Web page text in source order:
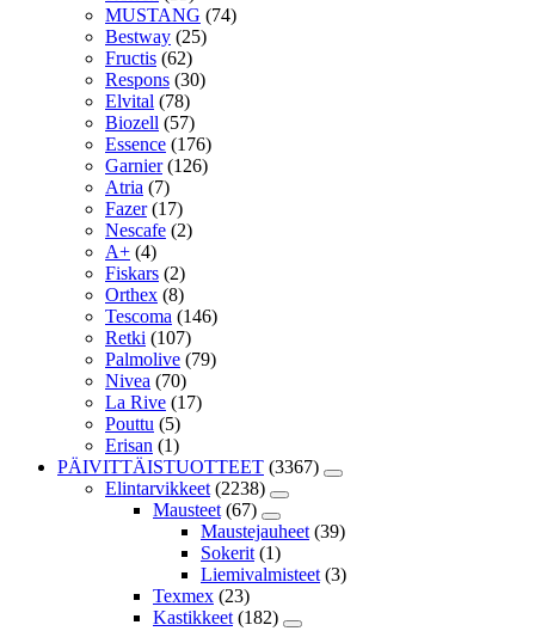
MUSTANG (74)
Bestway (25)
Fructis (62)
Respons (30)
Elvital (78)
Biozell (57)
Essence (176)
Garnier (126)
Atria (7)
Fazer (17)
Nescafe (2)
A+ (4)
Fiskars (2)
Orthex (8)
Tescoma (146)
Retki (107)
Palmolive (79)
Nivea (70)
La Rive (17)
Pouttu (5)
Erisan (1)
PÄIVITTÄISTUOTTEET (3367)
Elintarvikkeet (2238)
Mausteet (67)
Maustejauheet (39)
Sokerit (1)
Liemivalmisteet (3)
Texmex (23)
Kastikkeet (182)